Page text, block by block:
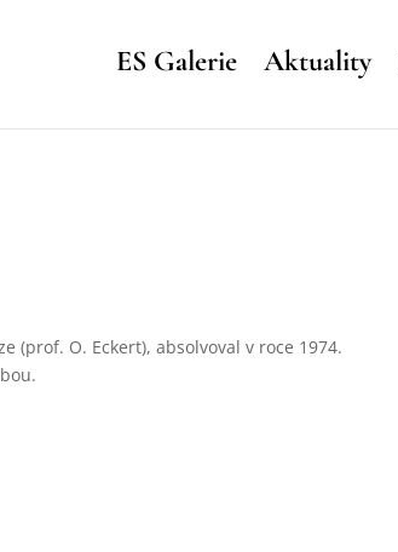
ES Galerie Aktuality
(prof. O. Eckert), absolvoval v roce 1974.